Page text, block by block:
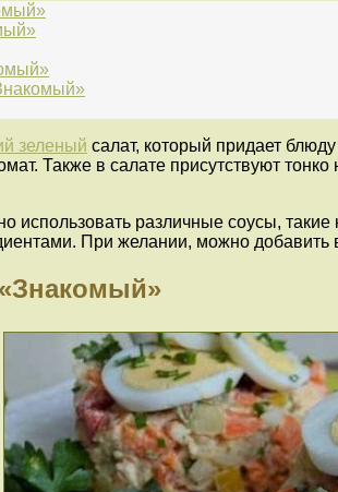
зеленый салат, который придает
Также в салате присутствуют
различные соусы,
При желании, можно